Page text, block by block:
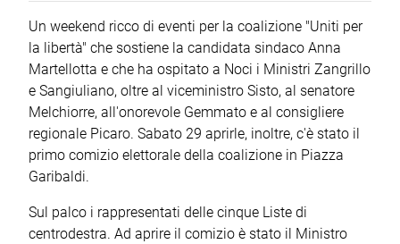
Un weekend ricco di eventi per la coalizione "Uniti per
la libertà" che sostiene la candidata sindaco Anna
Martellotta e che ha ospitato a Noci i Ministri Zangrillo
e Sangiuliano, oltre al viceministro Sisto, al senatore
Melchiorre, all'onorevole Gemmato e al consigliere
regionale Picaro. Sabato 29 aprirle, inoltre, c'è stato il
primo comizio elettorale della coalizione in Piazza
Garibaldi.
Sul palco i rappresentati delle cinque Liste di
centrodestra. Ad aprire il comizio è stato il Ministro